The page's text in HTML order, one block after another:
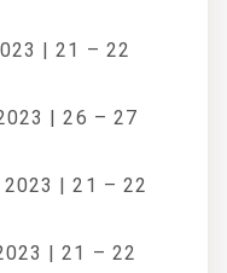
| 21 – 22
| 26 – 27
| 21 – 22
| 21 – 22